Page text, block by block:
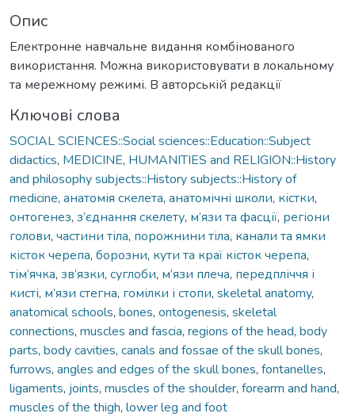
Опис
Електронне навчальне видання комбінованого
використання. Можна використовувати в локальному
та мережному режимі. В авторській редакції
Ключові слова
SOCIAL SCIENCES::Social sciences::Education::Subject
didactics, MEDICINE, HUMANITIES and RELIGION::History
and philosophy subjects::History subjects::History of
medicine, анатомія скелета, анатомічні школи, кістки,
онтогенез, з’єднання скелету, м’язи та фасції, регіони
голови, частини тіла, порожнини тіла, канали та ямки
кісток черепа, борозни, кути та краї кісток черепа,
тім’ячка, зв’язки, суглоби, м’язи плеча, передпліччя і
кисті, м’язи стегна, гомілки і стопи, skeletal anatomy,
anatomical schools, bones, ontogenesis, skeletal
connections, muscles and fascia, regions of the head, body
parts, body cavities, canals and fossae of the skull bones,
furrows, angles and edges of the skull bones, fontanelles,
ligaments, joints, muscles of the shoulder, forearm and hand,
muscles of the thigh, lower leg and foot